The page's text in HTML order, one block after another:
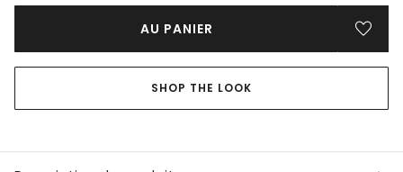
AU PANIER
SHOP THE LOOK